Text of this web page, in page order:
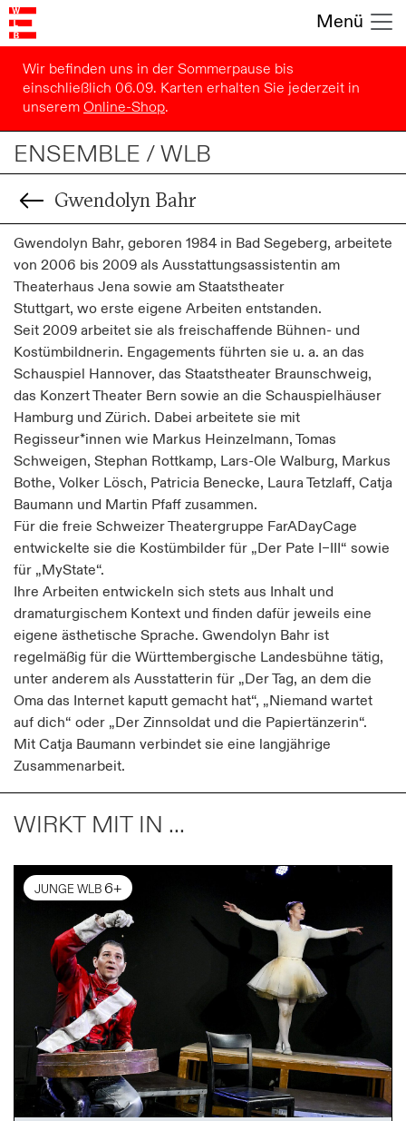
Menü
Wir befinden uns in der Sommerpause bis
einschließlich 06.09. Karten erhalten Sie jederzeit in
unseremOnline-Shop.
ENSEMBLE / WLB
Gwendolyn Bahr
Gwendolyn Bahr, geboren 1984 in Bad Segeberg, arbeitete
von 2006 bis 2009 als Ausstattungsassistentin am
Theaterhaus Jena sowie am Staatstheater
Stuttgart, wo erste eigene Arbeiten entstanden.
Seit 2009 arbeitet sie als freischaffende Bühnen- und
Kostümbildnerin. Engagements führten sie u. a. an das
Schauspiel Hannover, das Staatstheater Braunschweig,
das Konzert Theater Bern sowie an die Schauspielhäuser
Hamburg und Zürich. Dabei arbeitete sie mit
Regisseur*innen wie Markus Heinzelmann, Tomas
Schweigen, Stephan Rottkamp, Lars-Ole Walburg, Markus
Bothe, Volker Lösch, Patricia Benecke, Laura Tetzlaff, Catja
Baumann und Martin Pfaff zusammen.
Für die freie Schweizer Theatergruppe FarADayCage
entwickelte sie die Kostümbilder für „Der Pate I–III“ sowie
für „MyState“.
Ihre Arbeiten entwickeln sich stets aus Inhalt und
dramaturgischem Kontext und finden dafür jeweils eine
eigene ästhetische Sprache. Gwendolyn Bahr ist
regelmäßig für die Württembergische Landesbühne tätig,
unter anderem als Ausstatterin für „Der Tag, an dem die
Oma das Internet kaputt gemacht hat“, „Niemand wartet
auf dich“ oder „Der Zinnsoldat und die Papiertänzerin“.
Mit Catja Baumann verbindet sie eine langjährige
Zusammenarbeit.
WIRKT MIT IN ...
JUNGE WLB 6+